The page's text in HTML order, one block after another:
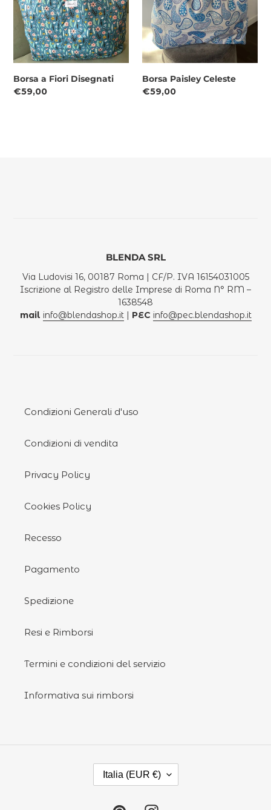
Borsa a Fiori Disegnati
Prezzo
€59,00
Borsa Paisley Celeste
Prezzo
€59,00
BLENDA SRL
Via Ludovisi 16, 00187 Roma | CF/P. IVA 16154031005
Iscrizione al Registro delle Imprese di Roma N° RM –
1638548
mail info@blendashop.it| PEC info@pec.blendashop.it
Condizioni Generali d'uso
Condizioni di vendita
Privacy Policy
Cookies Policy
Recesso
Pagamento
Spedizione
Resi e Rimborsi
Termini e condizioni del servizio
Informativa sui rimborsi
A
Italia (EUR €)